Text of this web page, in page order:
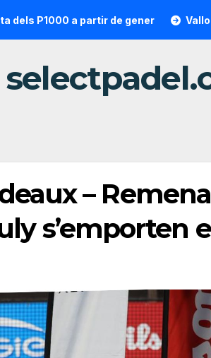
de gener Vallon Hoarau /
–
s’emporten